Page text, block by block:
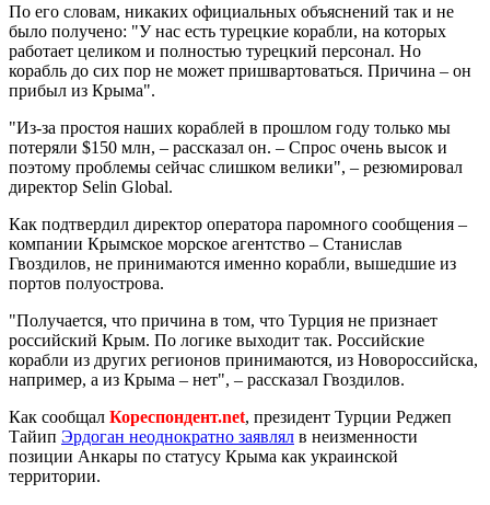
По его словам, никаких официальных объяснений так и не
было получено: "У нас есть турецкие корабли, на которых
работает целиком и полностью турецкий персонал. Но
корабль до сих пор не может пришвартоваться. Причина – он
прибыл из Крыма".
"Из-за простоя наших кораблей в прошлом году только мы
потеряли $150 млн, – рассказал он. – Спрос очень высок и
поэтому проблемы сейчас слишком велики", – резюмировал
директор Selin Global.
Как подтвердил директор оператора паромного сообщения –
компании Крымское морское агентство – Станислав
Гвоздилов, не принимаются именно корабли, вышедшие из
портов полуострова.
"Получается, что причина в том, что Турция не признает
российский Крым. По логике выходит так. Российские
корабли из других регионов принимаются, из Новороссийска,
например, а из Крыма – нет", – рассказал Гвоздилов.
Как сообщал Кореспондент.net, президент Турции Реджеп
Тайип Эрдоган неоднократно заявлял в неизменности
позиции Анкары по статусу Крыма как украинской
территории.